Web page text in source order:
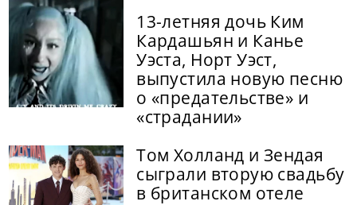
13-летняя дочь Ким
Кардашьян и Канье
Уэста, Норт Уэст,
выпустила новую песню
о «предательстве» и
«страдании»
Том Холланд и Зендая
сыграли вторую свадьбу
в британском отеле